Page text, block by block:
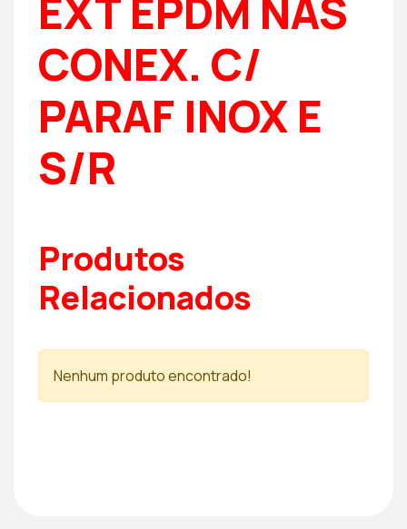
EXT EPDM NAS
CONEX. C/
PARAF INOX E
S/R
Produtos
Relacionados
Nenhum produto encontrado!